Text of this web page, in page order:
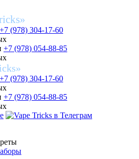
+7 (978) 304-17-60
+7 (978) 054-88-85
+7 (978) 304-17-60
+7 (978) 054-88-85